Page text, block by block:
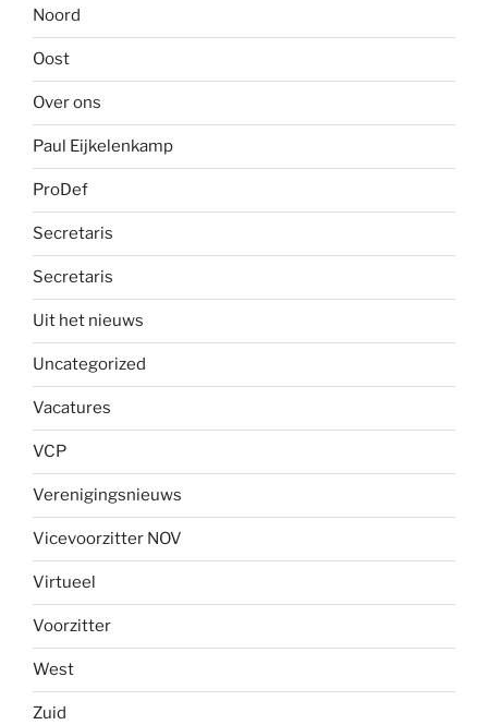
Noord
Oost
Over ons
Paul Eijkelenkamp
ProDef
Secretaris
Secretaris
Uit het nieuws
Uncategorized
Vacatures
VCP
Verenigingsnieuws
Vicevoorzitter NOV
Virtueel
Voorzitter
West
Zuid